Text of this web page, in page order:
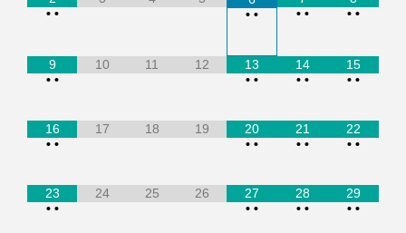
• •
• •
• •
• •
9
• •
10 11 12
13
• •
14
• •
15
• •
16
• •
17 18 19
20
• •
21
• •
22
• •
23
• •
24 25 26
27
• •
28
• •
29
• •